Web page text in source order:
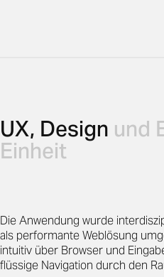
UX, Design und
Einheit
Die Anwendung wurde
als performante Weblösung
intuitiv über Browser und
flüssige Navigation durch den